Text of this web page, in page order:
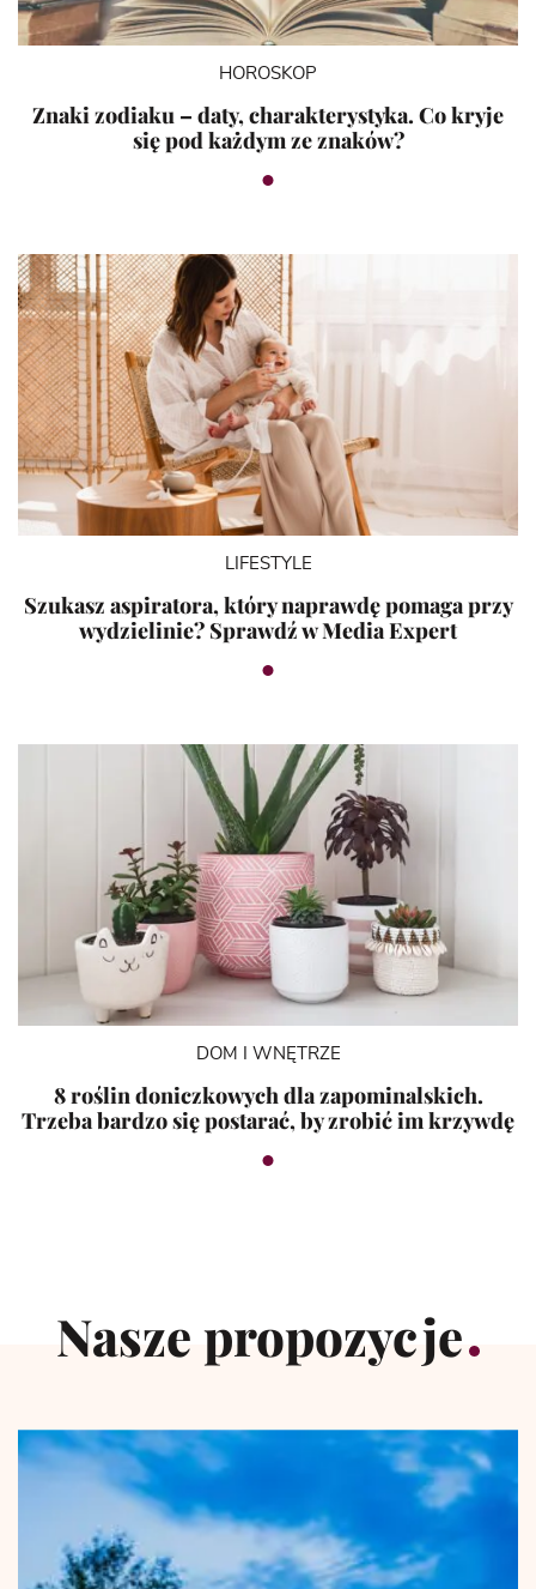
HOROSKOP
Znaki zodiaku – daty, charakterystyka. Co kryje
się pod każdym ze znaków?
LIFESTYLE
Szukasz aspiratora, który naprawdę pomaga przy
wydzielinie? Sprawdź w Media Expert
DOM I WNĘTRZE
8 roślin doniczkowych dla zapominalskich.
Trzeba bardzo się postarać, by zrobić im krzywdę
Nasze propozycje